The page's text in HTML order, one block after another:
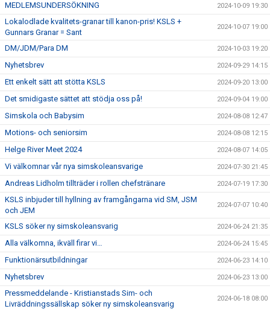
MEDLEMSUNDERSÖKNING 2024-10-09 19:30
Lokalodlade kvalitets-granar till kanon-pris! KSLS +
Gunnars Granar = Sant
2024-10-07 19:00
DM/JDM/Para DM 2024-10-03 19:20
Nyhetsbrev 2024-09-29 14:15
Ett enkelt sätt att stötta KSLS 2024-09-20 13:00
Det smidigaste sättet att stödja oss på! 2024-09-04 19:00
Simskola och Babysim 2024-08-08 12:47
Motions- och seniorsim 2024-08-08 12:15
Helge River Meet 2024 2024-08-07 14:05
Vi välkomnar vår nya simskoleansvarige 2024-07-30 21:45
Andreas Lidholm tillträder i rollen chefstränare 2024-07-19 17:30
KSLS inbjuder till hyllning av framgångarna vid SM, JSM
och JEM
2024-07-07 10:40
KSLS söker ny simskoleansvarig 2024-06-24 21:35
Alla välkomna, ikväll firar vi… 2024-06-24 15:45
Funktionärsutbildningar 2024-06-23 14:10
Nyhetsbrev 2024-06-23 13:00
Pressmeddelande - Kristianstads Sim- och
Livräddningssällskap söker ny simskoleansvarig
2024-06-18 08:00